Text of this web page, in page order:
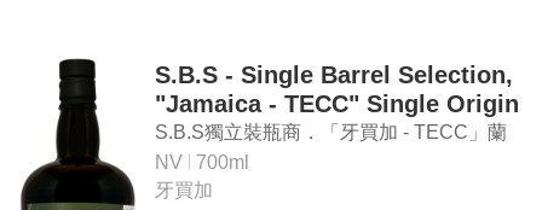
S.B.S - Single Barrel Selection,
"Jamaica - TECC" Single Origin
Rum
S.B.S獨立裝瓶商．「牙買加 - TECC」蘭
姆酒
NV
700ml
牙買加